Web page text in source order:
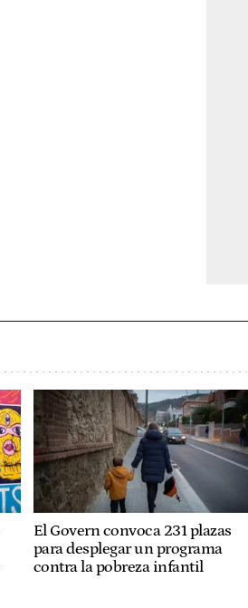
El Govern convoca 231 plazas
para desplegar un programa
contra la pobreza infantil